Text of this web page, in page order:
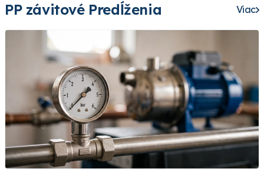
PP závitové Predĺženia Viac